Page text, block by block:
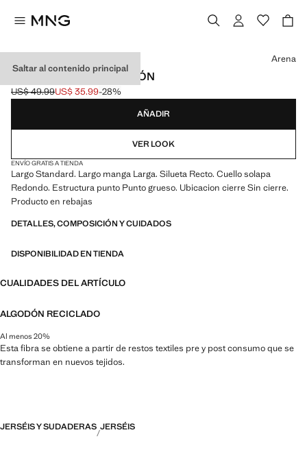
Saltar al contenido principal
JERSEY PUNTO ALGODÓN
Precio inicial tachado [US$ 49.99 ]
US$ 49.99
Precio actual [US$ 35.99 ]
US$ 35.99-28%
Selecciona un color
Arena
AÑADIR
VER LOOK
ENVÍO GRATIS A TIENDA
Largo Standard. Largo manga Larga. Silueta Recto. Cuello solapa
Redondo. Estructura punto Punto grueso. Ubicacion cierre Sin cierre.
Producto en rebajas
DETALLES, COMPOSICIÓN Y CUIDADOS
DISPONIBILIDAD EN TIENDA
CUALIDADES DEL ARTÍCULO
ALGODÓN RECICLADO
Al menos 20%
Esta fibra se obtiene a partir de restos textiles pre y post consumo que se
transforman en nuevos tejidos.
JERSÉIS Y SUDADERAS JERSÉIS